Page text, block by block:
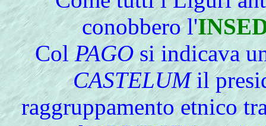
conobbero l'
Col PAGOsi indicava
CASTELUMil
raggruppamento etnico